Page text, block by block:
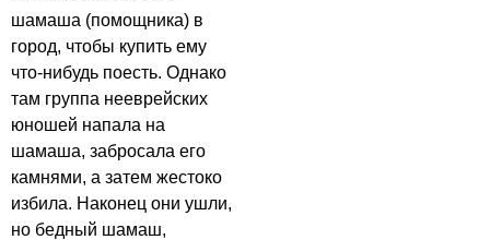
шамаша (помощника) в
город, чтобы купить ему
что-нибудь поесть. Однако
там группа нееврейских
юношей напала на
шамаша, забросала его
камнями, а затем жестоко
избила. Наконец они ушли,
но бедный шамаш,